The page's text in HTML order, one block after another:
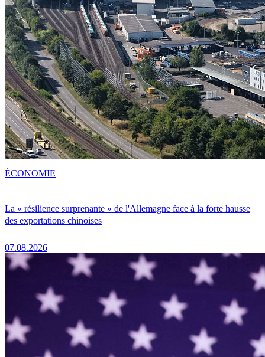
La « résilience surprenante » de l'Allemagne face à la forte hausse
des exportations chinoises
07.08.2026
ÉCONOMIE